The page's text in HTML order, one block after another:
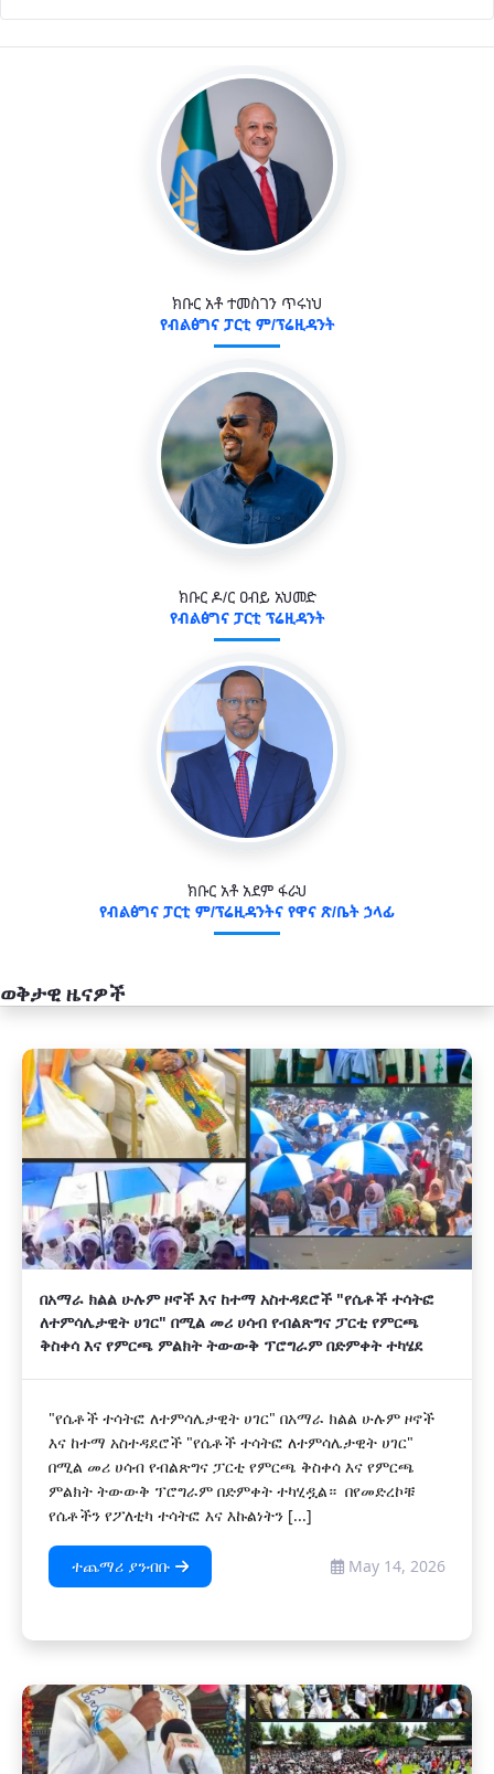
ክቡር አቶ ተመስገን ጥሩነህ
የብልፅግና ፓርቲ ም/ፕሬዚዳንት
ክቡር ዶ/ር ዐብይ አህመድ
የብልፅግና ፓርቲ ፕሬዚዳንት
ክቡር አቶ አደም ፋራህ
የብልፅግና ፓርቲ ም/ፕሬዚዳንትና የዋና ጽ/ቤት ኃላፊ
ወቅታዊ ዜናዎች
አዲስ
በአማራ ክልል ሁሉም ዞኖች እና ከተማ አስተዳደሮች "የሴቶች ተሳትፎ
ለተምሳሌታዊት ሀገር" በሚል መሪ ሀሳብ የብልጽግና ፓርቲ የምርጫ
ቅስቀሳ እና የምርጫ ምልክት ትውውቅ ፕሮግራም በድምቀት ተካሄደ
"የሴቶች ተሳትፎ ለተምሳሌታዊት ሀገር" በአማራ ክልል ሁሉም ዞኖች
እና ከተማ አስተዳደሮች "የሴቶች ተሳትፎ ለተምሳሌታዊት ሀገር"
በሚል መሪ ሀሳብ የብልጽግና ፓርቲ የምርጫ ቅስቀሳ እና የምርጫ
ምልክት ትውውቅ ፕሮግራም በድምቀት ተካሂዷል። በየመድረኮቹ
የሴቶችን የፖለቲካ ተሳትፎ እና እኩልነትን [...]
ተጨማሪ ያንብቡ May 14, 2026